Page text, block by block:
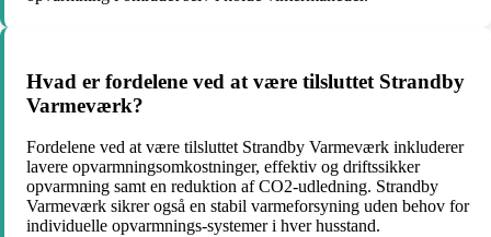
Hvad er fordelene ved at være tilsluttet Strandby
Varmeværk?
Fordelene ved at være tilsluttet Strandby Varmeværk inkluderer
lavere opvarmningsomkostninger, effektiv og driftssikker
opvarmning samt en reduktion af CO2-udledning. Strandby
Varmeværk sikrer også en stabil varmeforsyning uden behov for
individuelle opvarmnings-systemer i hver husstand.